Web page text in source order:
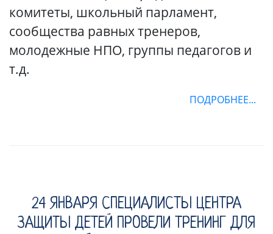
комитеты, школьный парламент,
сообщества равных тренеров,
молодежные НПО, группы педагогов и
т.д.
ПОДРОБНЕЕ...
24 ЯНВАРЯ СПЕЦИАЛИСТЫ ЦЕНТРА
ЗАЩИТЫ ДЕТЕЙ ПРОВЕЛИ ТРЕНИНГ ДЛЯ